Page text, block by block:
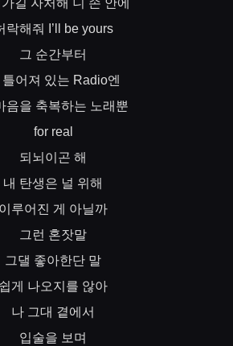
락해줘 I’ll be yours
그 순간부터
틀어져 있는 Radio엔
음을 축복하는 노래뿐
for real
되뇌이곤 해
내 탄생은 널 위해
이루어진 게 아닐까
그런 혼잣말
그댈 좋아한단 말
쉽게 나오지를 않아
나 그대 곁에서
입술을 보며